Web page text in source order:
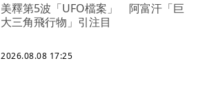
美釋第5波「UFO檔案」 阿富汗「巨
大三角飛行物」引注目
2026.08.08 17:25